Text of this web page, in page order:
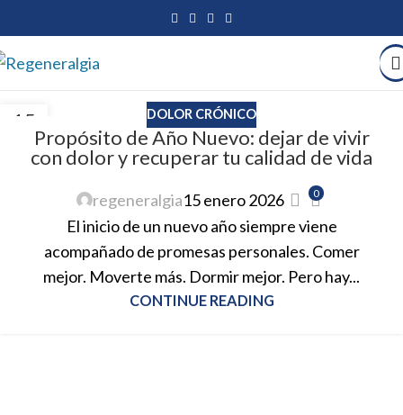
15 DOLOR CRÓNICO
Propósito de Año Nuevo: dejar de vivir
con dolor y recuperar tu calidad de vida
regeneralgia15 enero 2026 0
El inicio de un nuevo año siempre viene
acompañado de promesas personales. Comer
mejor. Moverte más. Dormir mejor. Pero hay...
CONTINUE READING